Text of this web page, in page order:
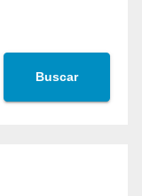
Buscar